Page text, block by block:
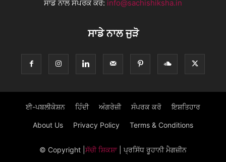
ਸਾਡੇ ਨਾਲ ਸੰਪਰਕ ਕਰੋ: info@sachishiksha.in
ਸਾਡੇ ਨਾਲ ਜੁੜੋ
ਈ-ਪਬਲੀਕੇਸ਼ਨ ਹਿੰਦੀ ਅੰਗਰੇਜ਼ੀ ਸੰਪਰਕ ਕਰੋ ਇਸ਼ਤਿਹਾਰ
About Us Privacy Policy Terms & Conditions
© Copyright ਸੱਚੀ ਸ਼ਿਕਸ਼ਾ| ਪ੍ਰਸਿੱਧ ਰੂਹਾਨੀ ਮੈਗਜ਼ੀਨ